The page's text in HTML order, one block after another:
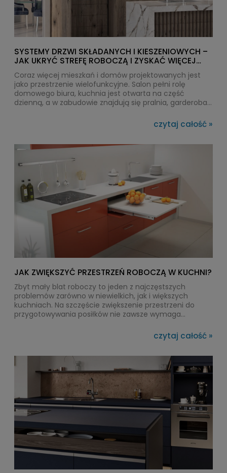
SYSTEMY DRZWI SKŁADANYCH I KIESZENIOWYCH –
JAK UKRYĆ STREFĘ ROBOCZĄ I ZYSKAĆ WIĘCEJ
PRZESTRZENI?
Coraz więcej mieszkań i domów projektowanych jest
jako przestrzenie wielofunkcyjne. Salon pełni rolę
domowego biura, kuchnia jest otwarta na część
dzienną, a w zabudowie znajdują się pralnia, garderoba
doskonale sprawdzają się systemy drzwi kieszeniowych
oraz drzwi składane do zabudowy, które pozwalają ukryć
dostępny metraż. Dzięki odpowiednio dobranym
mechanizmom fronty mogą składać się lub całkowicie
chować w korpusie mebla, zapewniając wygodny
dostęp do jego wnętrza.
czytaj całość »
JAK ZWIĘKSZYĆ PRZESTRZEŃ ROBOCZĄ W KUCHNI?
Zbyt mały blat roboczy to jeden z najczęstszych
problemów zarówno w niewielkich, jak i większych
kuchniach. Na szczęście zwiększenie przestrzeni do
przygotowywania posiłków nie zawsze wymaga
wielu przypadkach wystarczy zastosować wysuwany lub
składany blat kuchenny, który pozwoli zyskać
czytaj całość »